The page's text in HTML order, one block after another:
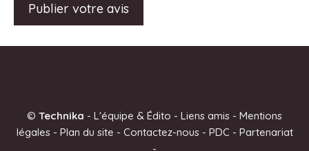
n
© Technika - L'équipe & Édito - Liens amis - Mentions
légales- Plan du site - Contactez-nous- PDC - Partenariat
-